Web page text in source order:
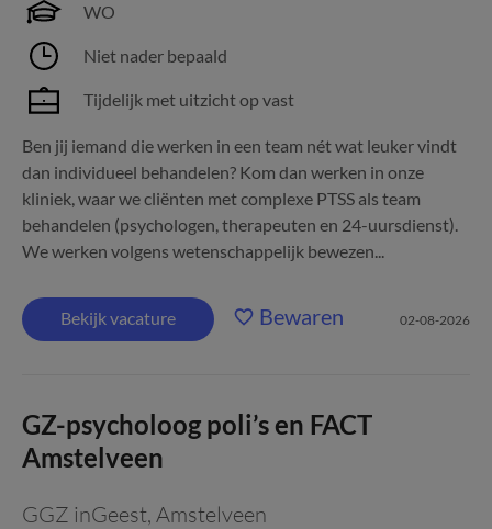
WO
Niet nader bepaald
Tijdelijk met uitzicht op vast
Ben jij iemand die werken in een team nét wat leuker vindt
dan individueel behandelen? Kom dan werken in onze
kliniek, waar we cliënten met complexe PTSS als team
behandelen (psychologen, therapeuten en 24-uursdienst).
We werken volgens wetenschappelijk bewezen...
Bekijk vacature Bewaren 02-08-2026
GZ-psycholoog poli’s en FACT
Amstelveen
GGZ inGeest, Amstelveen